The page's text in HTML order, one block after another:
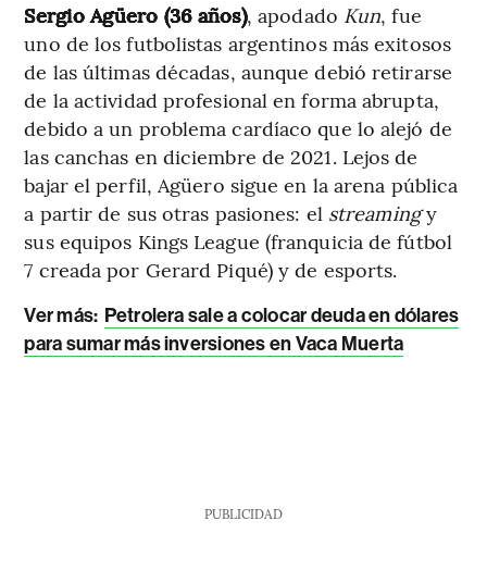
Sergio Agüero (36 años), apodado Kun, fue
uno de los futbolistas argentinos más exitosos
de las últimas décadas, aunque debió retirarse
de la actividad profesional en forma abrupta,
debido a un problema cardíaco que lo alejó de
las canchas en diciembre de 2021. Lejos de
bajar el perfil, Agüero sigue en la arena pública
a partir de sus otras pasiones: el streamingy
sus equipos Kings League (franquicia de fútbol
7 creada por Gerard Piqué) y de esports.
Ver más: Petrolera sale a colocar deuda en dólares
para sumar más inversiones en Vaca Muerta
PUBLICIDAD